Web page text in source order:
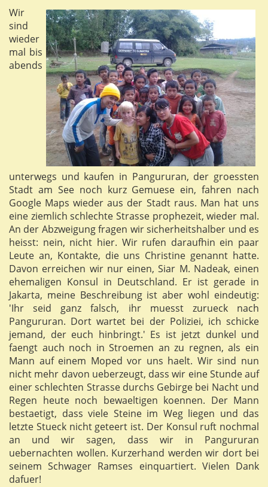
Wir
sind
wieder
mal bis
abends
unterwegs und kaufen in Pangururan, der groessten
Stadt am See noch kurz Gemuese ein, fahren nach
Google Maps wieder aus der Stadt raus. Man hat uns
eine ziemlich schlechte Strasse prophezeit, wieder mal.
An der Abzweigung fragen wir sicherheitshalber und es
heisst: nein, nicht hier. Wir rufen daraufhin ein paar
Leute an, Kontakte, die uns Christine genannt hatte.
Davon erreichen wir nur einen, Siar M. Nadeak, einen
ehemaligen Konsul in Deutschland. Er ist gerade in
Jakarta, meine Beschreibung ist aber wohl eindeutig:
'Ihr seid ganz falsch, ihr muesst zurueck nach
Pangururan. Dort wartet bei der Poliziei, ich schicke
jemand, der euch hinbringt.' Es ist jetzt dunkel und
faengt auch noch in Stroemen an zu regnen, als ein
Mann auf einem Moped vor uns haelt. Wir sind nun
nicht mehr davon ueberzeugt, dass wir eine Stunde auf
einer schlechten Strasse durchs Gebirge bei Nacht und
Regen heute noch bewaeltigen koennen. Der Mann
bestaetigt, dass viele Steine im Weg liegen und das
letzte Stueck nicht geteert ist. Der Konsul ruft nochmal
an und wir sagen, dass wir in Pangururan
uebernachten wollen. Kurzerhand werden wir dort bei
seinem Schwager Ramses einquartiert. Vielen Dank
dafuer!